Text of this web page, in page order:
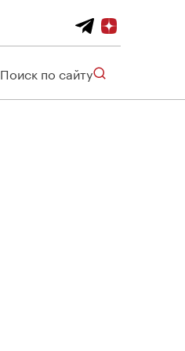
Поиск по сайту